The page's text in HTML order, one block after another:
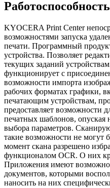
Работоспособность
KYOCERA Print Center
возможностями запуска
печати. Программный
устройства. Позволяет
текущих заданий
функционирует с
возможности импорта
рабочих форматах графики,
печатающим устройствам,
предоставляет возможности
печатных шаблонов, опуская
выбора параметров.
такие возможности не могут
момент скана разрешено
функционалом OCR. О них
Приложения имеют
документов, которыми
наносить на них